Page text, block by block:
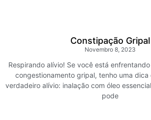
Constipação Gripal
Novembro 8, 2023
Respirando alívio! Se você está
congestionamento gripal, tenho uma dica
verdadeiro alívio: inalação com óleo
pode